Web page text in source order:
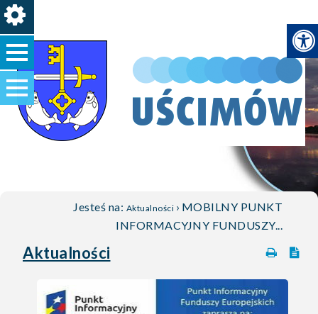
Jesteś na: Aktualności › MOBILNY PUNKT
INFORMACYJNY FUNDUSZY...
Aktualności